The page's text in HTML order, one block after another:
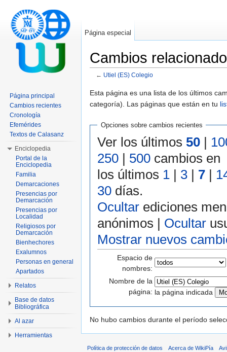
Cambios
← Utiel (ES) Colegio
Esta página es una lista de los últimos
categoría). Las páginas que están en tu
Opciones sobre cambios recientes
Ver los últimos 50 |
250 | 500 cambios en
los últimos 1 | 3 | 7 |
30 días.
Ocultar ediciones
anónimos | Ocultar
Mostrar nuevos
Espacio de
nombres:
Nombre de la
página: la página indicada
No hubo cambios durante el período
Página especial
Página principal
Cambios recientes
Cronología
Efemérides
Textos de Calasanz
Enciclopedia
Portal de la
Enciclopedia
Familia
Demarcaciones
Presencias por
Demarcación
Presencias por
Localidad
Religiosos por
Demarcación
Bienhechores
Exalumnos
Personas en general
Apartados
Relatos
Base de datos
Bibliográfica
Al azar
Herramientas
Política de protección de datos Acerca de WikiPía